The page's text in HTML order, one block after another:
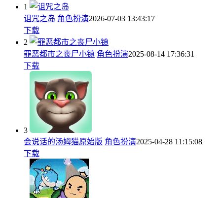
1
诅咒之岛 角色扮演2026-07-03 13:43:17
下载
2
罪恶都市之丧尸小镇 角色扮演2025-08-14 17:36:31
下载
3
会说话的汤姆猫原始版 角色扮演2025-04-28 11:15:08
下载